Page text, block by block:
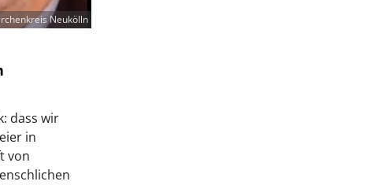
Neukölln
dass wir
in
von